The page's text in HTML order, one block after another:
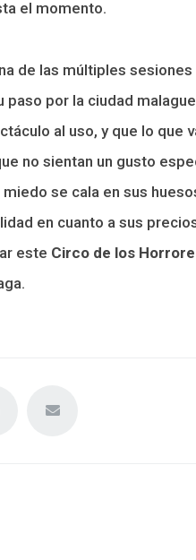
el momento.
de las múltiples
paso por la ciudad
al uso, y que lo que
no sientan un gusto
se cala en sus
en cuanto a sus
este Circo de los